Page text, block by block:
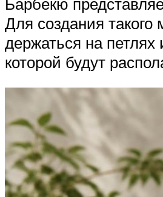
Для создания такого
держаться на петлях
которой будут